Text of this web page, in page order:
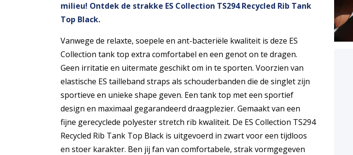
milieu! Ontdek de strakke ES Collection TS294 Recycled Rib Tank
Top Black.
Vanwege de relaxte, soepele en ant-bacteriële kwaliteit is deze ES
Collection tank top extra comfortabel en een genot on te dragen.
Geen irritatie en uitermate geschikt om in te sporten. Voorzien van
elastische ES tailleband straps als schouderbanden die de singlet zijn
sportieve en unieke shape geven. Een tank top met een sportief
design en maximaal gegarandeerd draagplezier. Gemaakt van een
fijne gerecyclede polyester stretch rib kwaliteit. De ES Collection TS294
Recycled Rib Tank Top Black is uitgevoerd in zwart voor een tijdloos
en stoer karakter. Ben jij fan van comfortabele, strak vormgegeven